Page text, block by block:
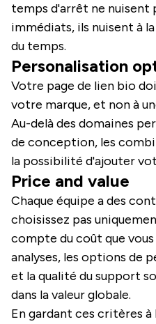
temps d'arrêt ne nuisent
immédiats, ils nuisent à
du temps.
Personalisation
Votre page de lien bio
votre marque, et non à
Au-delà des domaines
de conception, les
la possibilité d'ajouter
Price and value
Chaque équipe a des
choisissez pas
compte du coût que
analyses, les options de
et la qualité du support
dans la valeur globale.
En gardant ces critères